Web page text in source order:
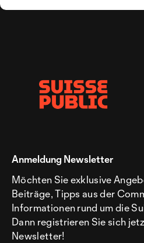
Anmeldung Newsletter
Möchten Sie exklusive
Beiträge, Tipps aus der
Informationen rund um die
Dann registrieren Sie sich
Newsletter!